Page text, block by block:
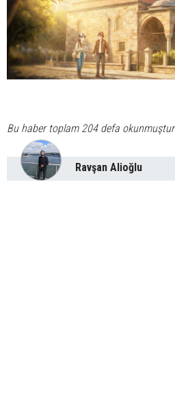
Bu haber toplam 204 defa okunmuştur
Ravşan Alioğlu